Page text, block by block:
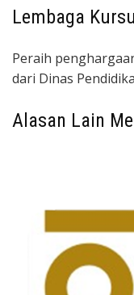
Lembaga
Peraih
dari Dinas
Alasan Lain